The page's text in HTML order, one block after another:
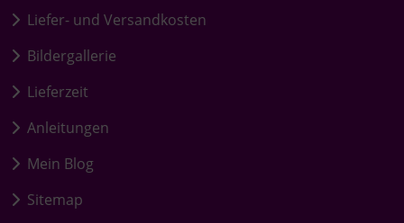
Liefer- und Versandkosten
Bildergallerie
Lieferzeit
Anleitungen
Mein Blog
Sitemap